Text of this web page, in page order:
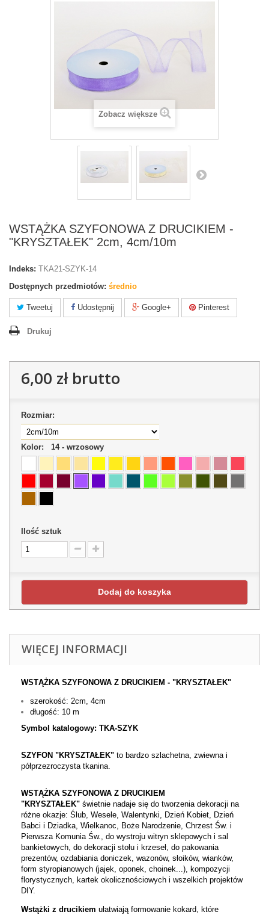
Zobacz większe
WSTĄŻKA SZYFONOWA Z DRUCIKIEM -
"KRYSZTAŁEK" 2cm, 4cm/10m
Indeks: TKA21-SZYK-14
Dostępnych przedmiotów: średnio
Tweetuj Udostępnij Google+ Pinterest
Drukuj
6,00 złbrutto
Rozmiar:
Kolor: 14 - wrzosowy
Ilość sztuk
Dodaj do koszyka
WIĘCEJ INFORMACJI
WSTĄŻKA SZYFONOWA Z DRUCIKIEM - "KRYSZTAŁEK"
szerokość: 2cm, 4cm
długość: 10 m
Symbol katalogowy: TKA-SZYK
SZYFON "KRYSZTAŁEK" to bardzo szlachetna, zwiewna i
półprzezroczysta tkanina.
WSTĄŻKA SZYFONOWA Z DRUCIKIEM
"KRYSZTAŁEK" świetnie nadaje się do tworzenia dekoracji na
różne okazje: Ślub, Wesele, Walentynki, Dzień Kobiet, Dzień
Babci i Dziadka, Wielkanoc, Boże Narodzenie, Chrzest Św. i
Pierwsza Komunia Św., do wystroju witryn sklepowych i sal
bankietowych, do dekoracji stołu i krzeseł, do pakowania
prezentów, ozdabiania doniczek, wazonów, słoików, wianków,
form styropianowych (jajek, oponek, choinek...), kompozycji
florystycznych, kartek okolicznościowych i wszelkich projektów
DIY.
Wstążki z drucikiem ułatwiają formowanie kokard, które